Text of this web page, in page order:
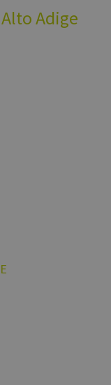
Adige
I cookie